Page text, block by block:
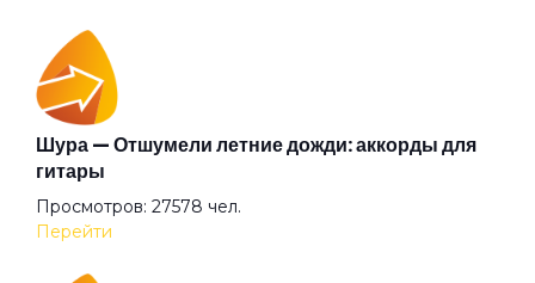
Выживший
Гагарин
Гарь
Шура — Отшумели летние дожди: аккорды для
гитары
Просмотров: 27578 чел.
Перейти